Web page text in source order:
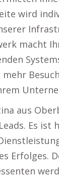
wird
macht
aus
Es
Erfolges.